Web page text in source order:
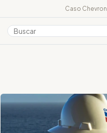
Caso Chevron
Colombia